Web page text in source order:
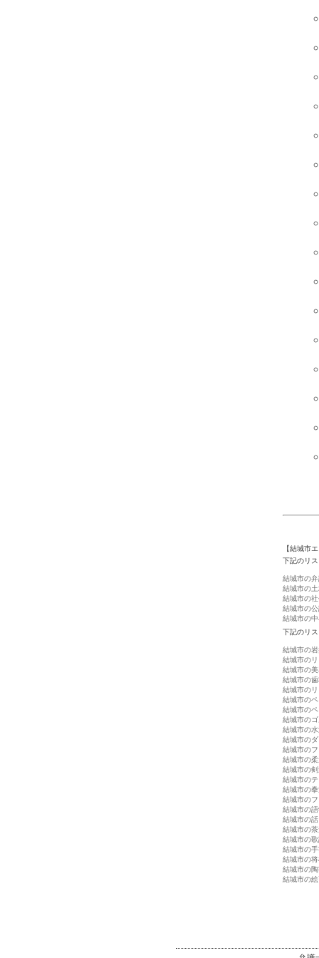
【結城市
下記のリ
結城市の
結城市の
結城市の
結城市の
結城市の
下記のリ
結城市の
結城市の
結城市の
結城市の
結城市の
結城市の
結城市の
結城市の
結城市の
結城市の
結城市の
結城市の
結城市の
結城市の
結城市の
結城市の
結城市の
結城市の
結城市の
結城市の
結城市の
結城市の
結城市の
結城市の